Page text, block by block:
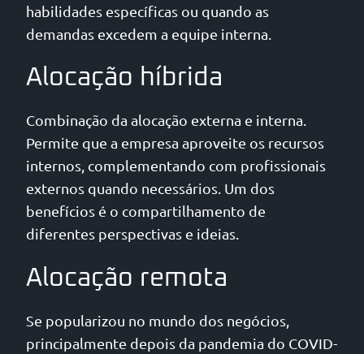
habilidades específicas ou quando as
demandas excedem a equipe interna.
Alocação híbrida
Combinação da alocação externa e interna.
Permite que a empresa aproveite os recursos
internos, complementando com profissionais
externos quando necessários. Um dos
benefícios é o compartilhamento de
diferentes perspectivas e ideias.
Alocação remota
Se popularizou no mundo dos negócios,
principalmente depois da pandemia do COVID-